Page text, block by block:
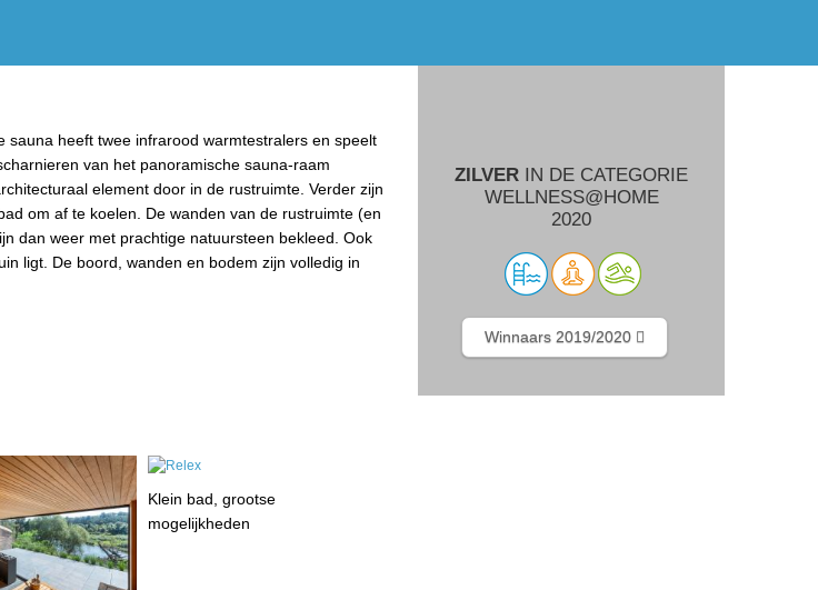
heeft twee infrarood warmtestralers en speelt
van het panoramische sauna-raam
element door in de rustruimte. Verder zijn
om af te koelen. De wanden van de rustruimte (en
dan weer met prachtige natuursteen bekleed. Ook
ligt. De boord, wanden en bodem zijn volledig in
Klein bad, grootse
mogelijkheden
ZILVER IN DE CATEGORIE
WELLNESS@HOME
2020
Winnaars 2019/2020